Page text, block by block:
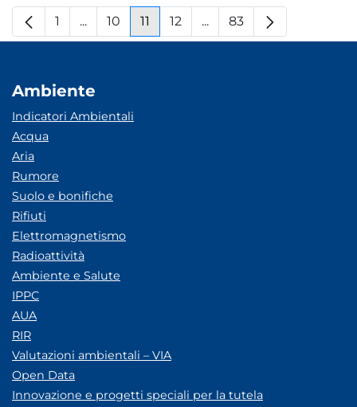
Pagina
1 ...Pagine intermedie
Pagina
10 Pagina
11 Pagina
12 ...Pagine intermedie
Pagina
83
Ambiente
Indicatori Ambientali
Acqua
Aria
Rumore
Suolo e bonifiche
Rifiuti
Elettromagnetismo
Radioattività
Ambiente e Salute
IPPC
AUA
RIR
Valutazioni ambientali – VIA
Open Data
Innovazione e progetti speciali per la tutela